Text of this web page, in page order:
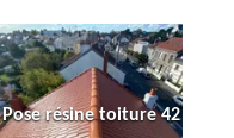
Pose résine toiture 42